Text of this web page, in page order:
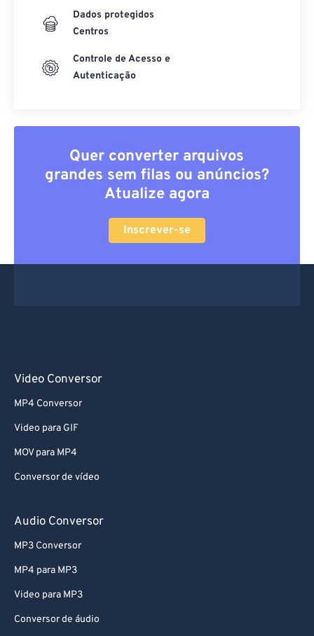
Dados protegidos
Centros
Controle de Acesso e
Autenticação
Quer converter arquivos
grandes sem filas ou anúncios?
Atualize agora
Inscrever-se
Video Conversor
MP4 Conversor
Video para GIF
MOV para MP4
Conversor de vídeo
Audio Conversor
MP3 Conversor
MP4 para MP3
Video para MP3
Conversor de áudio